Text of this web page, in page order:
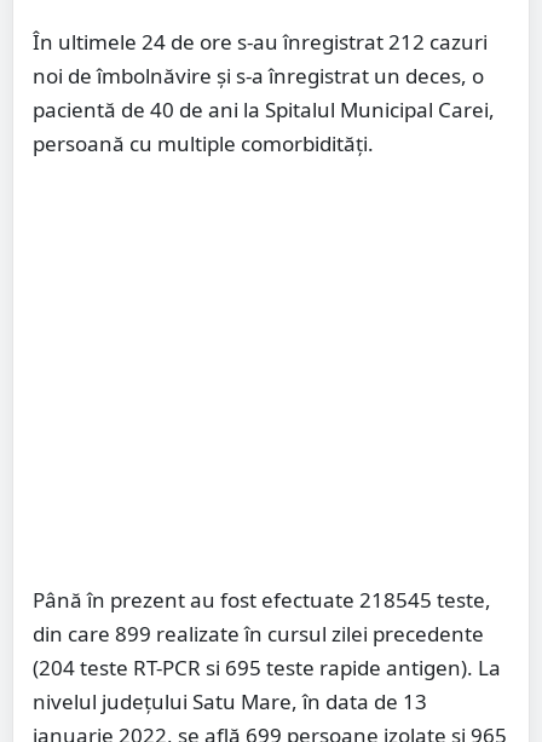
În ultimele 24 de ore s-au înregistrat 212 cazuri
noi de îmbolnăvire și s-a înregistrat un deces, o
pacientă de 40 de ani la Spitalul Municipal Carei,
persoană cu multiple comorbidități.
Până în prezent au fost efectuate 218545 teste,
din care 899 realizate în cursul zilei precedente
(204 teste RT-PCR si 695 teste rapide antigen). La
nivelul județului Satu Mare, în data de 13
ianuarie 2022, se află 699 persoane izolate și 965